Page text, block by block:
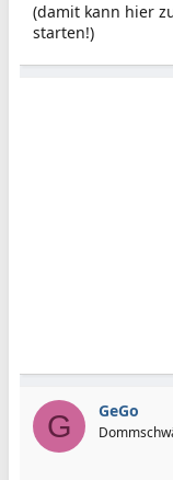
(damit kann hier
starten!)
G GeGo